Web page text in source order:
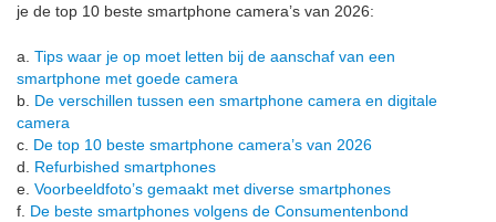
je de top 10 beste smartphone camera’s van 2026:
a. Tips waar je op moet letten bij de aanschaf van een
smartphone met goede camera
b. De verschillen tussen een smartphone camera en digitale
camera
c. De top 10 beste smartphone camera’s van 2026
d. Refurbished smartphones
e. Voorbeeldfoto’s gemaakt met diverse smartphones
f. De beste smartphones volgens de Consumentenbond